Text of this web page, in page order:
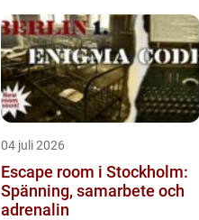
04 juli 2026
Escape room i Stockholm:
Spänning, samarbete och
adrenalin